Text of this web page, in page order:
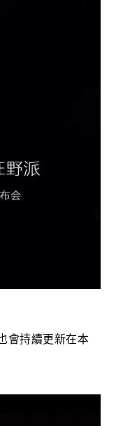
會持續更新在本